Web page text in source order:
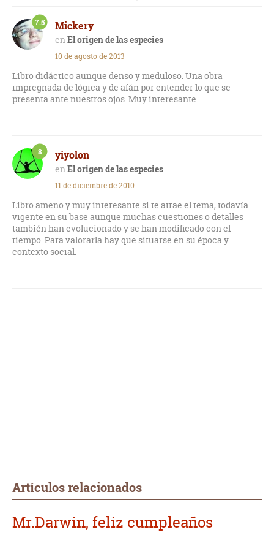
biólogo- que más ha contribuido a la modernización del
pensamiento científico. Su revolucionario libro es modélico:
impecable en las formas -todo lo que propone, que se basa en
multitud de observaciones, lo hace de manera enormemente
respetuosa con sus críticos- e implacable en el fondo,
desmontando la en su época dominante explicación mítica
de la "Creación".
Mickery
El origen de las especies
7.5
10 de agosto de 2013
Libro didáctico aunque denso y meduloso. Una obra
impregnada de lógica y de afán por entender lo que se
presenta ante nuestros ojos. Muy interesante.
yiyolon
El origen de las especies
8
11 de diciembre de 2010
Libro ameno y muy interesante si te atrae el tema, todavía
vigente en su base aunque muchas cuestiones o detalles
también han evolucionado y se han modificado con el
tiempo. Para valorarla hay que situarse en su época y
contexto social.
Artículos relacionados
Mr.Darwin, feliz cumpleaños